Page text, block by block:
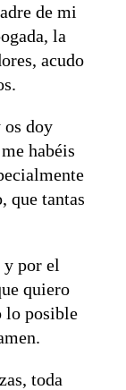
de mi
la
acudo
os doy
habéis
que tantas
y por el
quiero
lo posible
toda